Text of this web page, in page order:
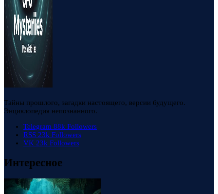
Тайны прошлого, загадки настоящего, версии будущего.
Энциклопедия непознанного.
Telegram 88k Followers
RSS 23k Followers
VK 23k Followers
Интересное